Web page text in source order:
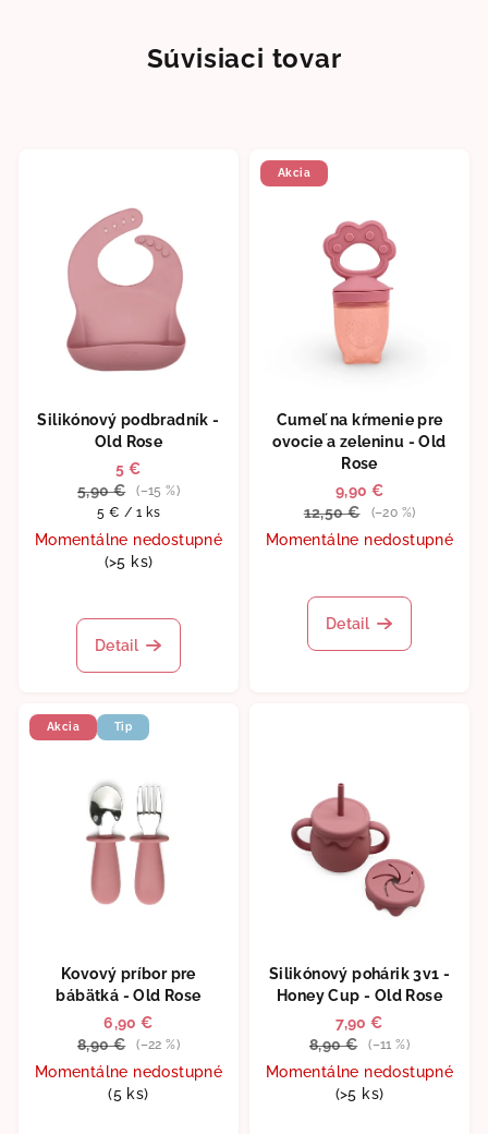
Súvisiaci tovar
Silikónový podbradník -
Old Rose
5 €
5,90 €
(–15 %)
Jednotková
cena:
5 € / 1 ks
Momentálne nedostupné
(>5 ks)
Detail
Akcia
Cumeľ na kŕmenie pre
ovocie a zeleninu - Old
Rose
9,90 €
12,50 €
(–20 %)
Momentálne nedostupné
Detail
Akcia Tip
Kovový príbor pre
bábätká - Old Rose
6,90 €
8,90 €
(–22 %)
Momentálne nedostupné
(5 ks)
Silikónový pohárik 3v1 -
Honey Cup - Old Rose
7,90 €
8,90 €
(–11 %)
Momentálne nedostupné
(>5 ks)